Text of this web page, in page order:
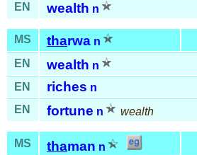
EN wealth n
MS tharwa n
EN wealth n
EN
riches n
EN
fortune n wealth
MS thaman n